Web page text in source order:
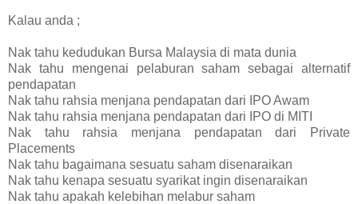
Kalau anda ;
Nak tahu kedudukan Bursa Malaysia di mata dunia
Nak tahu mengenai pelaburan saham sebagai alternatif
pendapatan
Nak tahu rahsia menjana pendapatan dari IPO Awam
Nak tahu rahsia menjana pendapatan dari IPO di MITI
Nak tahu rahsia menjana pendapatan dari Private
Placements
Nak tahu bagaimana sesuatu saham disenaraikan
Nak tahu kenapa sesuatu syarikat ingin disenaraikan
Nak tahu apakah kelebihan melabur saham